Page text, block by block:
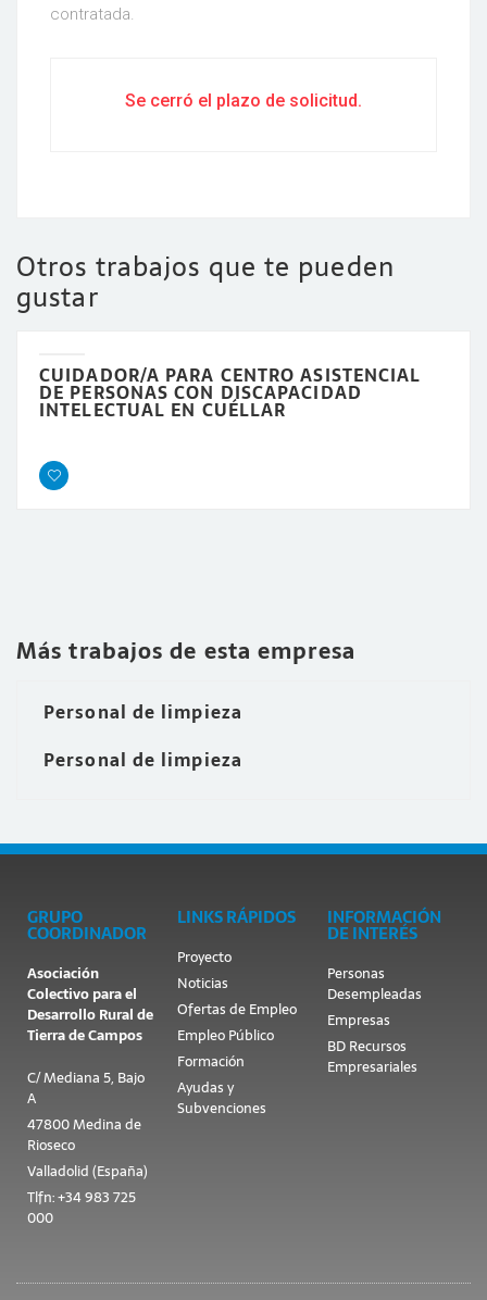
contratada.
Se cerró el plazo de solicitud.
Otros trabajos que te pueden
gustar
CUIDADOR/A PARA CENTRO ASISTENCIAL
DE PERSONAS CON DISCAPACIDAD
INTELECTUAL EN CUÉLLAR
Más trabajos de esta empresa
Personal de limpieza
Personal de limpieza
GRUPO
COORDINADOR
Asociación
Colectivo para el
Desarrollo Rural de
Tierra de Campos
C/ Mediana 5, Bajo
A
47800 Medina de
Rioseco
Valladolid (España)
Tlfn: +34 983 725
000
LINKS RÁPIDOS
Proyecto
Noticias
Ofertas de Empleo
Empleo Público
Formación
Ayudas y
Subvenciones
INFORMACIÓN
DE INTERÉS
Personas
Desempleadas
Empresas
BD Recursos
Empresariales